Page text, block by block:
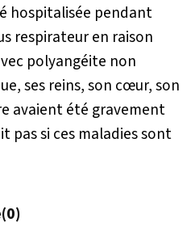
hospitalisée pendant
respirateur en raison
polyangéite non
ses reins, son cœur, son
avaient été gravement
pas si ces maladies sont
(0)